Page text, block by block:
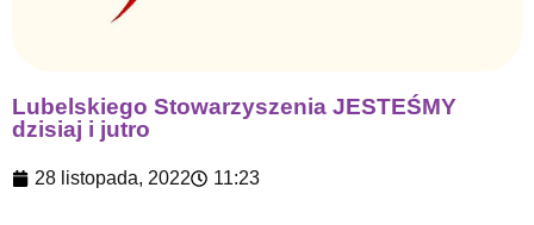
Lubelskiego Stowarzyszenia JESTEŚMY
dzisiaj i jutro
28 listopada, 2022 11:23